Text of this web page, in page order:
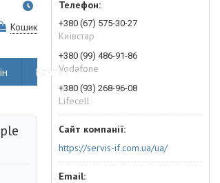
Кошик
Контакти
+380 (67) 575-30-27
Київстар
+380 (99) 486-91-86
Vodafone
+380 (93) 268-96-08
Lifecell
https://servis-if.com.ua/ua/